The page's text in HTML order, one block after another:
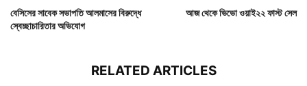
বেসিসের সাবেক সভাপতি আলমাসের বিরুদ্ধে
স্বেচ্ছাচারিতার অভিযোগ
আজ থেকে ভিভো ওয়াই২২ ফাস্ট সেল
RELATED ARTICLES